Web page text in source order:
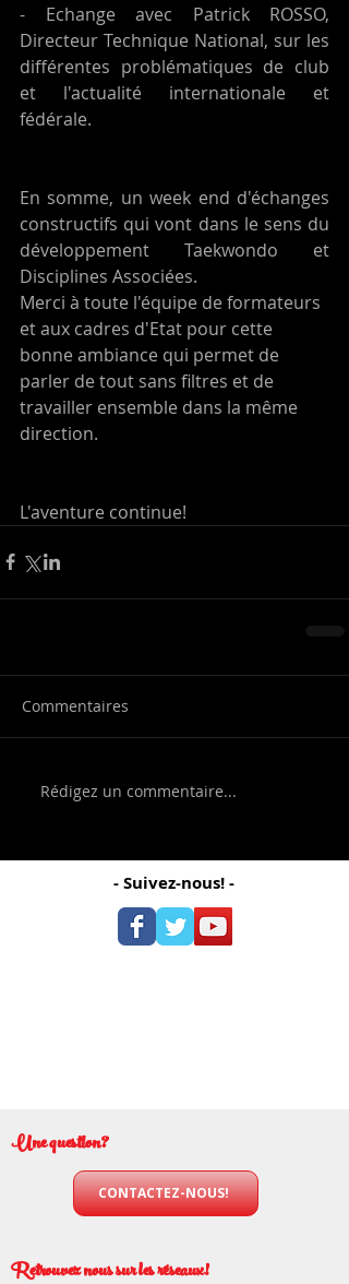
- Echange avec Patrick ROSSO,
Directeur Technique National, sur les
différentes problématiques de club
et l'actualité internationale et
fédérale.
En somme, un week end d'échanges
constructifs qui vont dans le sens du
développement Taekwondo et
Disciplines Associées.
Merci à toute l'équipe de formateurs
et aux cadres d'Etat pour cette
bonne ambiance qui permet de
parler de tout sans filtres et de
travailler ensemble dans la même
direction.
L'aventure continue!
Commentaires
Rédigez un commentaire...
- Suivez-nous! -
Une question?
CONTACTEZ-NOUS!
Retrouvez nous sur les réseaux!